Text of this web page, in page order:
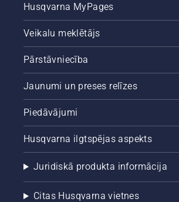
stumbra
ka
Husqvarna MyPages
Veikalu meklētājs
Pārstāvniecība
Jaunumi un preses relīzes
Piedāvājumi
Husqvarna ilgtspējas aspekts
Juridiskā produkta informācija
Citas Husqvarna vietnes